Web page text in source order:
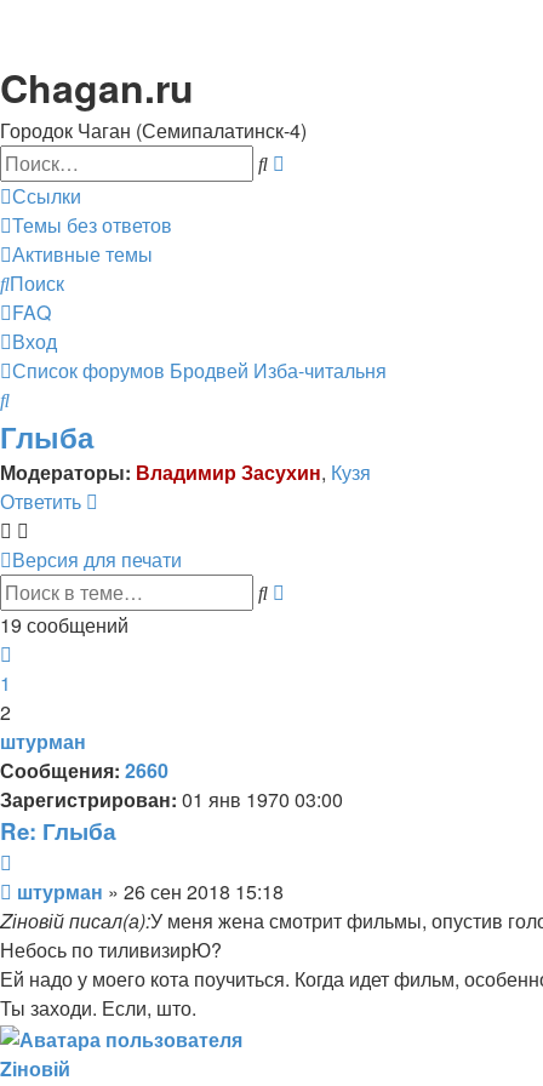
Chagan.ru
Городок Чаган (Семипалатинск-4)
Поиск
Ссылки
Темы без ответов
Активные темы
Поиск
FAQ
Вход
Список форумов Бродвей Изба-читальня
Поиск
Глыба
Модераторы: Владимир Засухин, Кузя
Ответить
Версия для печати
Поиск
19 сообщений
1
2
штурман
Сообщения: 2660
Зарегистрирован: 01 янв 1970 03:00
Re: Глыба
Сообщение
штурман » 26 сен 2018 15:18
Zіновій писал(а):У меня жена смотрит фильмы, опустив
Небось по тиливизирЮ?
Ей надо у моего кота поучиться. Когда идет фильм,
Ты заходи. Если, што.
Zіновій